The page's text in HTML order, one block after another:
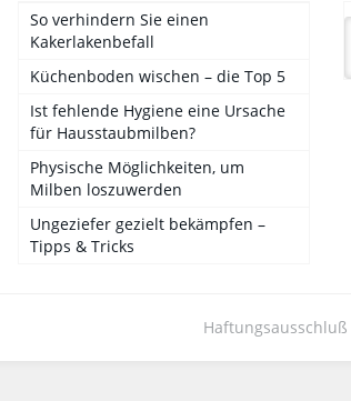
So verhindern Sie einen
Kakerlakenbefall
Küchenboden wischen – die Top 5
Ist fehlende Hygiene eine Ursache
für Hausstaubmilben?
Physische Möglichkeiten, um
Milben loszuwerden
Ungeziefer gezielt bekämpfen –
Tipps & Tricks
Haftungsausschluß